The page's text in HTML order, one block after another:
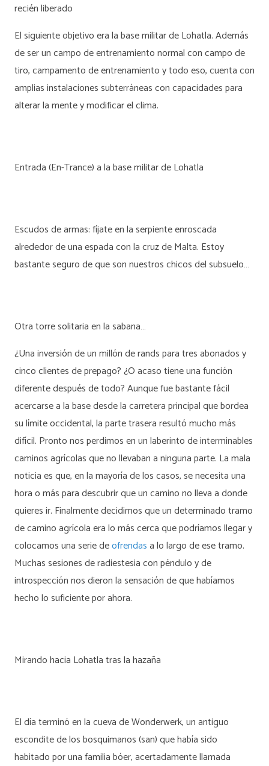
recién liberado
El siguiente objetivo era la base militar de Lohatla. Además
de ser un campo de entrenamiento normal con campo de
tiro, campamento de entrenamiento y todo eso, cuenta con
amplias instalaciones subterráneas con capacidades para
alterar la mente y modificar el clima.
Entrada (En-Trance) a la base militar de Lohatla
Escudos de armas: fíjate en la serpiente enroscada
alrededor de una espada con la cruz de Malta. Estoy
bastante seguro de que son nuestros chicos del subsuelo…
Otra torre solitaria en la sabana…
¿Una inversión de un millón de rands para tres abonados y
cinco clientes de prepago? ¿O acaso tiene una función
diferente después de todo? Aunque fue bastante fácil
acercarse a la base desde la carretera principal que bordea
su límite occidental, la parte trasera resultó mucho más
difícil. Pronto nos perdimos en un laberinto de interminables
caminos agrícolas que no llevaban a ninguna parte. La mala
noticia es que, en la mayoría de los casos, se necesita una
hora o más para descubrir que un camino no lleva a donde
quieres ir. Finalmente decidimos que un determinado tramo
de camino agrícola era lo más cerca que podríamos llegar y
colocamos una serie deofrendasa lo largo de ese tramo.
Muchas sesiones de radiestesia con péndulo y de
introspección nos dieron la sensación de que habíamos
hecho lo suficiente por ahora.
Mirando hacia Lohatla tras la hazaña
El día terminó en la cueva de Wonderwerk, un antiguo
escondite de los bosquimanos (san) que había sido
habitado por una familia bóer, acertadamente llamada